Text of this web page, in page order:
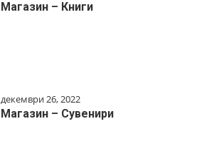
Магазин – Книги
декември 26, 2022
Магазин – Сувенири